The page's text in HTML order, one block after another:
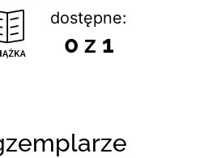
dostępne:
0 z 1